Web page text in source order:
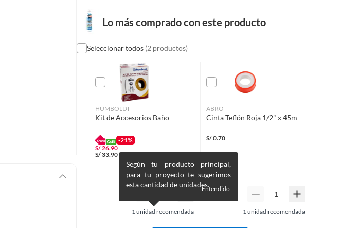
Lo más comprado con este producto
Seleccionar todos (2 productos)
HUMBOLDT
Kit de Accesorios Baño
-21%
S/26.90
S/33.90
1 unidad recomendada
Según tu producto principal,
para tu proyecto te sugerimos
esta cantidad de unidades.Entendido
ABRO
Cinta Teflón Roja 1/2" x 45m
S/0.70
1 unidad recomendada